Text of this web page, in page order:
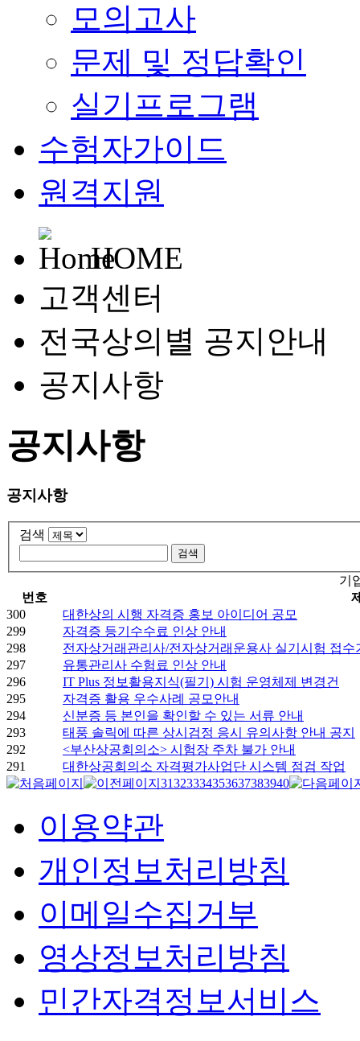
모의고사
문제 및 정답확인
실기프로그램
수험자가이드
원격지원
HOME
고객센터
전국상의별 공지안내
공지사항
공지사항
공지사항
검색
기
번호
300
대한상의 시행 자격증 홍보 아이디어 공모
299
자격증 등기수수료 인상 안내
298
전자상거래관리사/전자상거래운용사 실기시험 접수
297
유통관리사 수험료 인상 안내
296
IT Plus 정보활용지식(필기) 시험 운영체제 변경건
295
자격증 활용 우수사례 공모안내
294
신분증 등 본인을 확인할 수 있는 서류 안내
293
태풍 솔릭에 따른 상시검정 응시 유의사항 안내 공지
292
<부산상공회의소> 시험장 주차 불가 안내
291
대한상공회의소 자격평가사업단 시스템 점검 작업
31323334353637383940
이용약관
개인정보처리방침
이메일수집거부
영상정보처리방침
민간자격정보서비스